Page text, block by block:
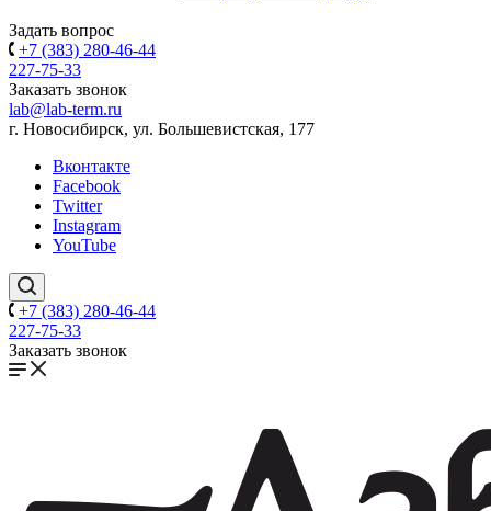
Задать вопрос
+7 (383) 280-46-44
227-75-33
Заказать звонок
lab@lab-term.ru
г. Новосибирск, ул. Большевистская, 177
Вконтакте
Facebook
Twitter
Instagram
YouTube
+7 (383) 280-46-44
227-75-33
Заказать звонок